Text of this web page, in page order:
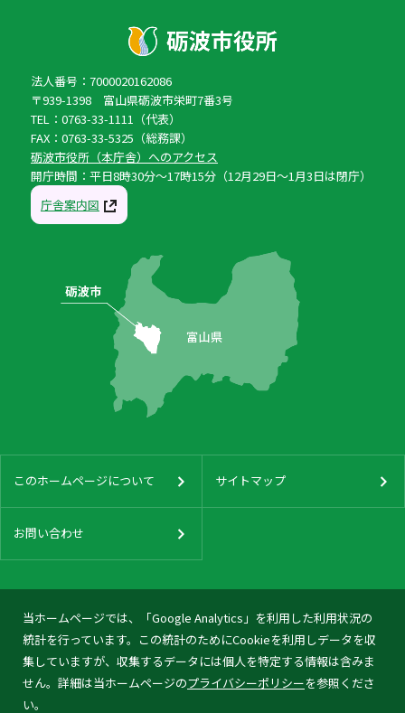
当ホームページでは、「Google Analytics」を利用した利用状況の
統計を行っています。この統計のためにCookieを利用しデータを収
集していますが、収集するデータには個人を特定する情報は含みま
せん。詳細は当ホームページのプライバシーポリシーを参照くださ
い。
法人番号：7000020162086
〒939-1398 富山県砺波市栄町7番3号
TEL：0763-33-1111（代表）
FAX：0763-33-5325（総務課）
砺波市役所（本庁舎）へのアクセス
開庁時間：平日8時30分〜17時15分（12月29日〜1月3日は閉庁）
庁舎案内図
このホームページについて サイトマップ
お問い合わせ